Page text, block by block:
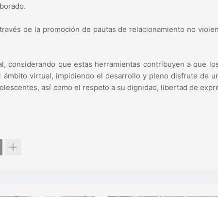
de la promoción de pautas de relacionamiento no
considerando que estas herramientas contribuyen a que
virtual, impidiendo el desarrollo y pleno disfrute de
así como el respeto a su dignidad, libertad de